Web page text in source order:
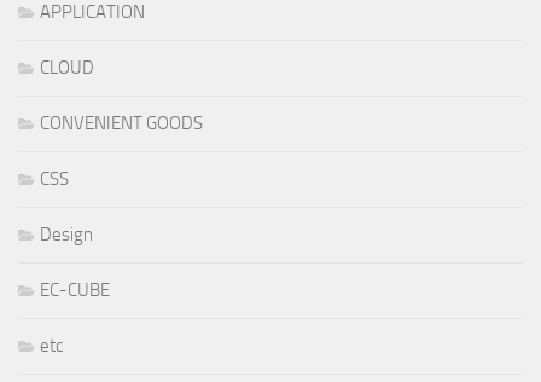
APPLICATION
CLOUD
CONVENIENT GOODS
CSS
Design
EC-CUBE
etc